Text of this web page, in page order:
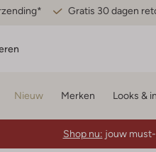
Gratis 30 dagen
Nieuw Merken Looks &
Shop nu: jouw